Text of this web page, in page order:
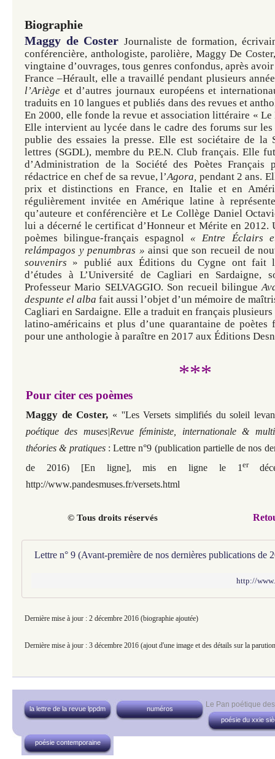
Biographie
Maggy de Coster Journaliste de formation,
conférencière, anthologiste, parolière, Maggy De
vingtaine d’ouvrages, tous genres confondus, après
France –Hérault, elle a travaillé pendant plusieurs
l’Ariège et d’autres journaux européens et
traduits en 10 langues et publiés dans des revues et
En 2000, elle fonde la revue et association littéraire « Le
Elle intervient au lycée dans le cadre des forums sur les
publie des essaies la presse. Elle est sociétaire de la
lettres (SGDL), membre du P.E.N. Club français. Elle
d’Administration de la Société des Poètes Français
rédactrice en chef de sa revue, l’Agora, pendant 2 ans.
prix et distinctions en France, en Italie et en
régulièrement invitée en Amérique latine à
qu’auteure et conférencière et Le Collège Daniel
lui a décerné le certificat d’Honneur et Mérite en 2012.
poèmes bilingue-français espagnol « Entre Éclairs
relámpagos y penumbras » ainsi que son recueil de
souvenirs » publié aux Éditions du Cygne ont fait
d’études à L’Université de Cagliari en Sardaigne,
Professeur Mario SELVAGGIO. Son recueil bilingue
despunte el alba fait aussi l’objet d’un mémoire de
Cagliari en Sardaigne. Elle a traduit en français
latino-américains et plus d’une quarantaine de poètes
pour une anthologie à paraître en 2017 aux Éditions
***
Pour citer ces poèmes
Maggy de Coster, « ''Les Versets simplifiés du soleil
poétique des muses|Revue féministe, internationale &
théories & pratiques: Lettre n°9 (publication partielle de nos
de 2016) [En ligne], mis en ligne le 1 er
http://www.pandesmuses.fr/versets.html
© Tous droits réservés
http://
Dernière mise à jour : 2 décembre 2016 (biographie ajoutée)
Dernière mise à jour : 3 décembre 2016 (ajout d'une image et des détails sur la
Le Pan poétique
la lettre de la revue lppdm
numéros
poésie du xxie
poésie contemporaine